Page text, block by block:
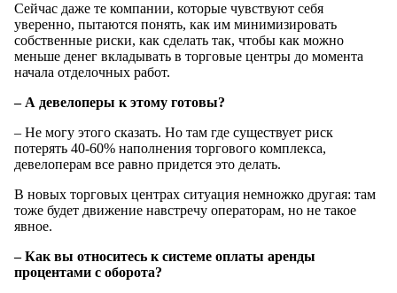
Сейчас даже те компании, которые чувствуют себя
уверенно, пытаются понять, как им минимизировать
собственные риски, как сделать так, чтобы как можно
меньше денег вкладывать в торговые центры до момента
начала отделочных работ.
– А девелоперы к этому готовы?
– Не могу этого сказать. Но там где существует риск
потерять 40-60% наполнения торгового комплекса,
девелоперам все равно придется это делать.
В новых торговых центрах ситуация немножко другая: там
тоже будет движение навстречу операторам, но не такое
явное.
– Как вы относитесь к системе оплаты аренды
процентами с оборота?